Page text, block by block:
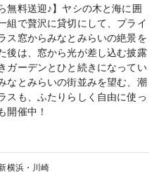
無料送迎♪】ヤシの木と海に囲
組で贅沢に貸切にして、プライ
ス窓からみなとみらいの絶景を
後は、窓から光が差し込む披露
ガーデンとひと続きになってい
なとみらいの街並みを望む、潮
スも、ふたりらしく自由に使っ
開催中！​
横浜・川崎